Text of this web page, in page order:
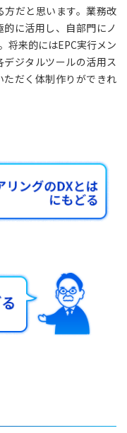
だと思います。業務改
に活用し、自部門にノ
将来的にはEPC実行メン
ジタルツールの活用ス
だく体制作りができれ